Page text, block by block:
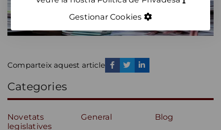
Comparteix aquest article
Categories
Novetats
legislatives
General Blog
Gestionar Cookies